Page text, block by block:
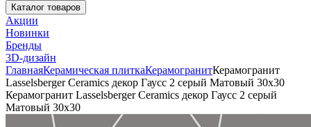
Каталог товаров
Акции
Новинки
Бренды
3D-дизайн
ГлавнаяКерамическая плиткаКерамогранитКерамогранит
Lasselsberger Ceramics декор Гаусс 2 серый Матовый 30x30
Керамогранит Lasselsberger Ceramics декор Гаусс 2 серый
Матовый 30x30